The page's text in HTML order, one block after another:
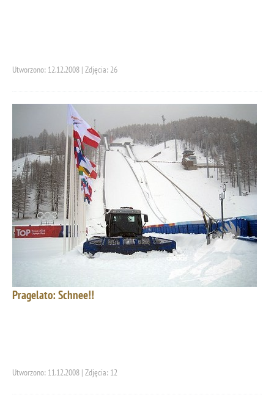
Utworzono: 12.12.2008 | Zdjęcia: 26
Pragelato: Schnee!!
Utworzono: 11.12.2008 | Zdjęcia: 12